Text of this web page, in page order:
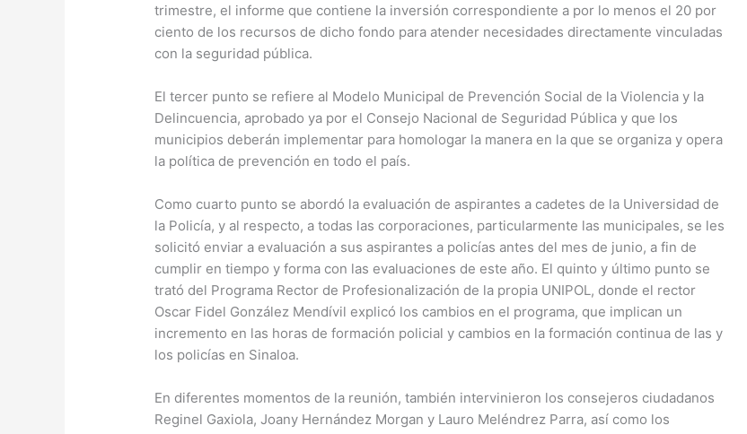
trimestre, el informe que contiene la inversión correspondiente a por lo menos el 20 por
ciento de los recursos de dicho fondo para atender necesidades directamente vinculadas
con la seguridad pública.
El tercer punto se refiere al Modelo Municipal de Prevención Social de la Violencia y la
Delincuencia, aprobado ya por el Consejo Nacional de Seguridad Pública y que los
municipios deberán implementar para homologar la manera en la que se organiza y opera
la política de prevención en todo el país.
Como cuarto punto se abordó la evaluación de aspirantes a cadetes de la Universidad de
la Policía, y al respecto, a todas las corporaciones, particularmente las municipales, se les
solicitó enviar a evaluación a sus aspirantes a policías antes del mes de junio, a fin de
cumplir en tiempo y forma con las evaluaciones de este año. El quinto y último punto se
trató del Programa Rector de Profesionalización de la propia UNIPOL, donde el rector
Oscar Fidel González Mendívil explicó los cambios en el programa, que implican un
incremento en las horas de formación policial y cambios en la formación continua de las y
los policías en Sinaloa.
En diferentes momentos de la reunión, también intervinieron los consejeros ciudadanos
Reginel Gaxiola, Joany Hernández Morgan y Lauro Meléndrez Parra, así como los